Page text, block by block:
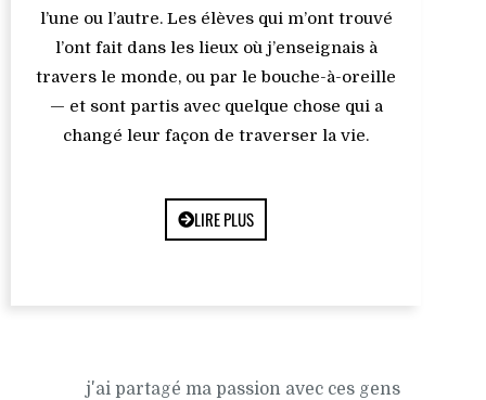
l’une ou l’autre. Les élèves qui m’ont trouvé
l’ont fait dans les lieux où j’enseignais à
travers le monde, ou par le bouche-à-oreille
— et sont partis avec quelque chose qui a
changé leur façon de traverser la vie.
LIRE PLUS
j'ai partagé ma passion avec ces gens